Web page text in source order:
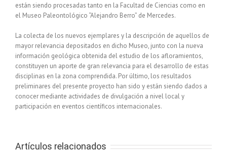
están siendo procesadas tanto en la Facultad de Ciencias como en
el Museo Paleontológico “Alejandro Berro” de Mercedes.
La colecta de los nuevos ejemplares y la descripción de aquellos de
mayor relevancia depositados en dicho Museo, junto con la nueva
información geológica obtenida del estudio de los afloramientos,
constituyen un aporte de gran relevancia para el desarrollo de estas
disciplinas en la zona comprendida. Por último, los resultados
preliminares del presente proyecto han sido y están siendo dados a
conocer mediante actividades de divulgación a nivel local y
participación en eventos científicos internacionales.
Artículos relacionados